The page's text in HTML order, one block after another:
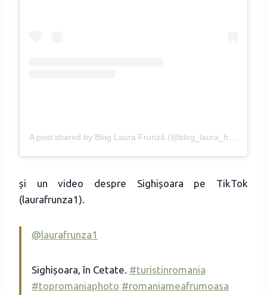
și un video despre Sighișoara pe TikTok
(laurafrunza1).
@laurafrunza1
Sighișoara, în Cetate. #turistinromania
#topromaniaphoto #romaniameafrumoasa